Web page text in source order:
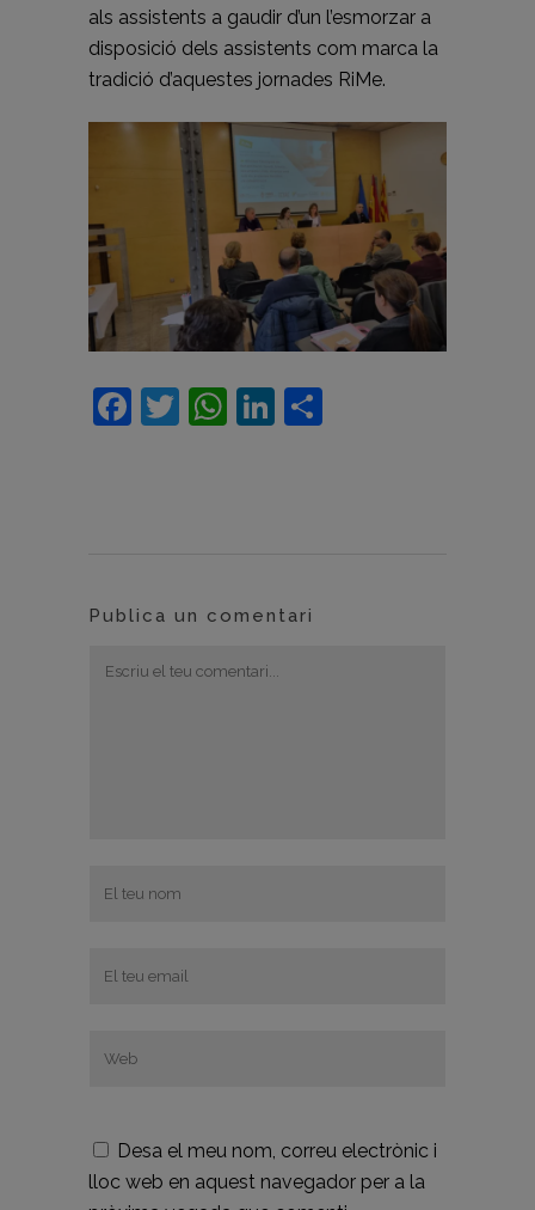
als assistents a gaudir d’un l’esmorzar a
disposició dels assistents com marca la
tradició d’aquestes jornades RiMe.
Facebook
Twitter
WhatsApp
LinkedIn
Publica un comentari
Desa el meu nom, correu electrònic i
lloc web en aquest navegador per a la